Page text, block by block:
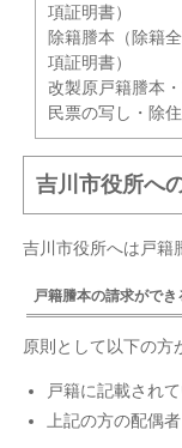
項証明書）
除籍謄本（除籍
項証明書）
改製原戸籍謄本
民票の写し・除
吉川市役所へ
吉川市役所へは戸籍
戸籍謄本の請求ができ
原則として以下の方
戸籍に記載され
上記の方の配偶